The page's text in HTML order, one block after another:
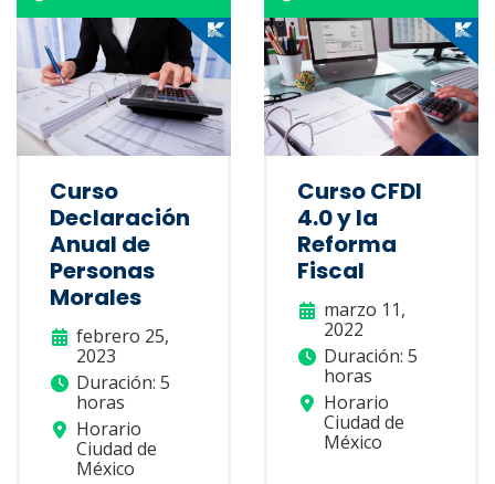
Curso
Declaración
Anual de
Personas
Morales
febrero 25,
2023
Duración: 5
horas
Horario
Ciudad de
México
Curso CFDI
4.0 y la
Reforma
Fiscal
marzo 11,
2022
Duración: 5
horas
Horario
Ciudad de
México